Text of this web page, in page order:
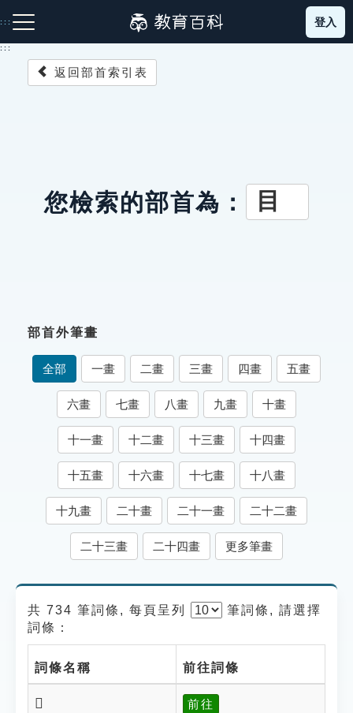
到
主
:::
成語故事
索引選單
知識索引
單字索引
生命大百科索引
遊戲專區
貓頭鷹博士
登入
:::
返回部首索引表
您檢索的部首為： 目
部首外筆畫
全部 一畫 二畫 三畫 四畫 五畫
六畫 七畫 八畫 九畫 十畫
十一畫 十二畫 十三畫 十四畫
十五畫 十六畫 十七畫 十八畫
十九畫 二十畫 二十一畫 二十二畫
二十三畫 二十四畫 更多筆畫
共 734 筆詞條, 每頁呈列 筆詞條, 請選擇
詞條：
詞條名稱 前往詞條
𥊶 前往